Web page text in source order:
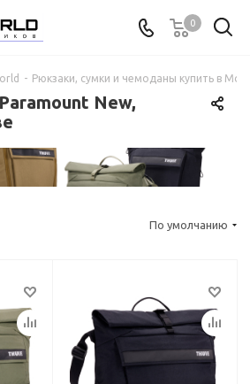
0
- Рюкзаки, сумки и чемоданы купить в
New,
По умолчанию